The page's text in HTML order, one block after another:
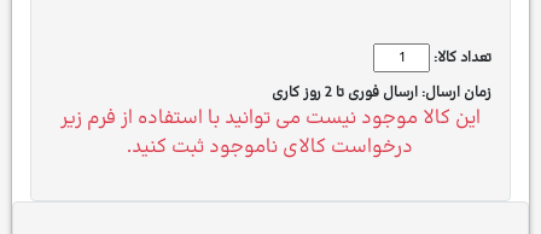
تعداد کالا:
زمان ارسال: ارسال فوری تا 2 روز کاری
این کالا موجود نیست می توانید با استفاده از فرم زیر
درخواست کالای ناموجود ثبت کنید.